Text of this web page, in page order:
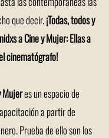
que decir.¡Todas, todos y
a Cine y Mujer: Ellas a
cinematógrafo!
Mujeres un espacio de
a partir de
Prueba de ello son los